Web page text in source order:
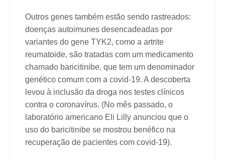
Outros genes também estão sendo rastreados:
doenças autoimunes desencadeadas por
variantes do gene TYK2, como a artrite
reumatoide, são tratadas com um medicamento
chamado baricitinibe, que tem um denominador
genético comum com a covid-19. A descoberta
levou à inclusão da droga nos testes clínicos
contra o coronavírus. (No mês passado, o
laboratório americano Eli Lilly anunciou que o
uso do baricitinibe se mostrou benéfico na
recuperação de pacientes com covid-19).